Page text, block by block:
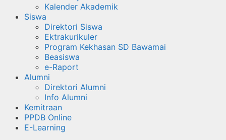
Kalender Akademik
Siswa
Direktori Siswa
Ektrakurikuler
Program Kekhasan SD Bawamai
Beasiswa
e-Raport
Alumni
Direktori Alumni
Info Alumni
Kemitraan
PPDB Online
E-Learning